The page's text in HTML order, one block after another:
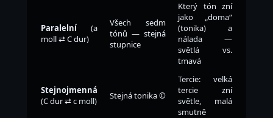
Paralelní(a
moll ⇄ C dur)
Všech sedm
tónů — stejná
stupnice
Který tón zní
jako „doma“
(tonika) a
nálada —
světlá vs.
tmavá
Stejnojmenná
(C dur ⇄ c moll)
Stejná tonika ©
Tercie: velká
tercie zní
světle, malá
smutně